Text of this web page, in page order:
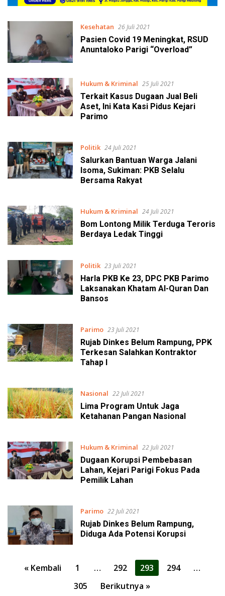
Kesehatan 26 Juli 2021
Pasien Covid 19 Meningkat, RSUD
Anuntaloko Parigi “Overload”
Hukum & Kriminal 25 Juli 2021
Terkait Kasus Dugaan Jual Beli
Aset, Ini Kata Kasi Pidus Kejari
Parimo
Politik 24 Juli 2021
Salurkan Bantuan Warga Jalani
Isoma, Sukiman: PKB Selalu
Bersama Rakyat
Hukum & Kriminal 24 Juli 2021
Bom Lontong Milik Terduga Teroris
Berdaya Ledak Tinggi
Politik 23 Juli 2021
Harla PKB Ke 23, DPC PKB Parimo
Laksanakan Khatam Al-Quran Dan
Bansos
Parimo 23 Juli 2021
Rujab Dinkes Belum Rampung, PPK
Terkesan Salahkan Kontraktor
Tahap I
Nasional 22 Juli 2021
Lima Program Untuk Jaga
Ketahanan Pangan Nasional
Hukum & Kriminal 22 Juli 2021
Dugaan Korupsi Pembebasan
Lahan, Kejari Parigi Fokus Pada
Pemilik Lahan
Parimo 22 Juli 2021
Rujab Dinkes Belum Rampung,
Diduga Ada Potensi Korupsi
Paginasi
« Kembali 1 … 292 293 294
…
305
Berikutnya »